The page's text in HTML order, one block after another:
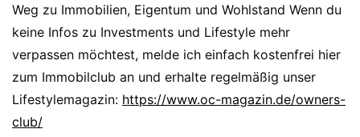
Weg zu Immobilien, Eigentum und Wohlstand Wenn du
keine Infos zu Investments und Lifestyle mehr
verpassen möchtest, melde ich einfach kostenfrei hier
zum Immobilclub an und erhalte regelmäßig unser
Lifestylemagazin: https://www.oc-magazin.de/owners-
club/